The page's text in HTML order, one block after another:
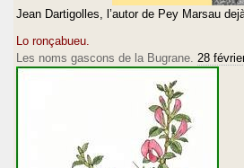
Jean Dartigolles, l’autor de Pey Marsau
Lo ronçabueu.
Les noms gascons de la Bugrane. 28 février